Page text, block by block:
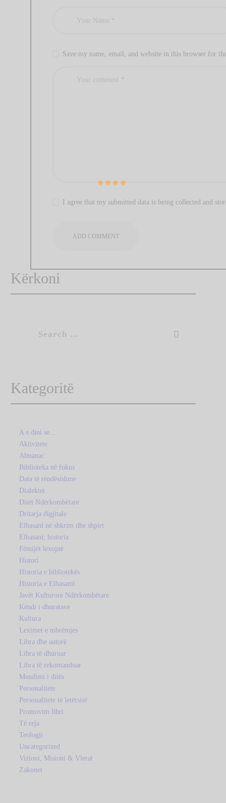
Save my name, email, and website in this browser for
I agree that my submitted data is being collected and
Kërkoni
Kategoritë
A e dini se…
Aktivitete
Almanac
Biblioteka në fokus
Data të rëndësishme
Dialektet
Ditët Ndërkombëtare
Dritarja digjitale
Elbasani në shkrim dhe shpirt
Elbasani; historia
Fëmijët lexojnë
Histori
Historia e bibliotekës
Historia e Elbasanit
Javët Kulturore Ndërkombëtare
Këndi i dhuratave
Kultura
Leximet e mbrëmjes
Libra dhe autorë
Libra të dhuruar
Libra të rekomanduar
Mendimi i ditës
Personalitete
Personalitete të letërsisë
Promovim libri
Të reja
Teologji
Uncategorized
Vizioni, Misioni & Vlerat
Zakonet